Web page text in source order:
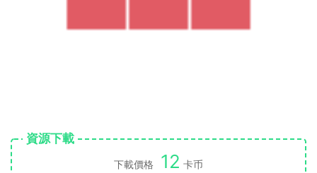
資源下載
下載價格 12 卡币